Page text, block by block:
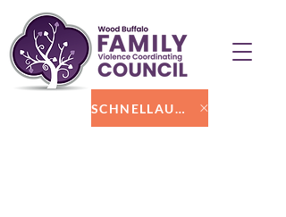
SCHNELLAUSGANG